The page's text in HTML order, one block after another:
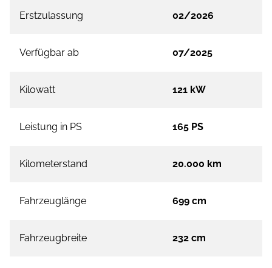
Erstzulassung 02/2026
Verfügbar ab 07/2025
Kilowatt 121 kW
Leistung in PS 165 PS
Kilometerstand 20.000 km
Fahrzeuglänge 699 cm
Fahrzeugbreite 232 cm